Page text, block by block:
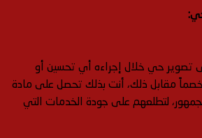
تصوير حي خلال إجراءه أي تحسين أو
خصماً مقابل ذلك، أنت بذلك تحصل على مادة
لتطلعهم على جودة الخدمات التي